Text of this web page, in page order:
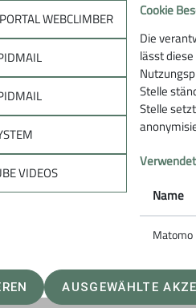
Spenden
Sponsoring
WEBCLIMBER
VIDEOS
Cookie
Die
lässt
Stelle
Stelle
Name
Matomo
AUSGEWÄHLTE